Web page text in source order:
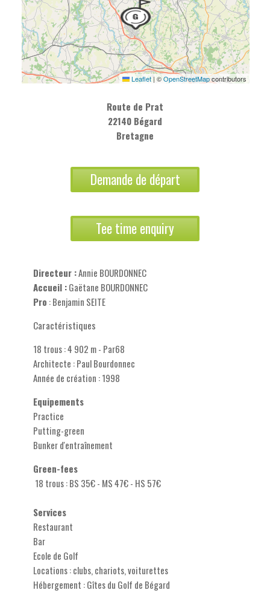
Leaflet | ©OpenStreetMapcontributors
Route de Prat
22140 Bégard
Bretagne
Demande de départ
Tee time enquiry
Directeur :Annie BOURDONNEC
Accueil :Gaëtane BOURDONNEC
Pro : Benjamin SEITE
Caractéristiques
18 trous : 4 902 m - Par68
Architecte : Paul Bourdonnec
Année de création : 1998
Equipements
Practice
Putting-green
Bunker d'entraînement
Green-fees
18 trous : BS 35€ - MS 47€ - HS 57€
Services
Restaurant
Bar
Ecole de Golf
Locations : clubs, chariots, voiturettes
Hébergement : Gîtes du Golf de Bégard